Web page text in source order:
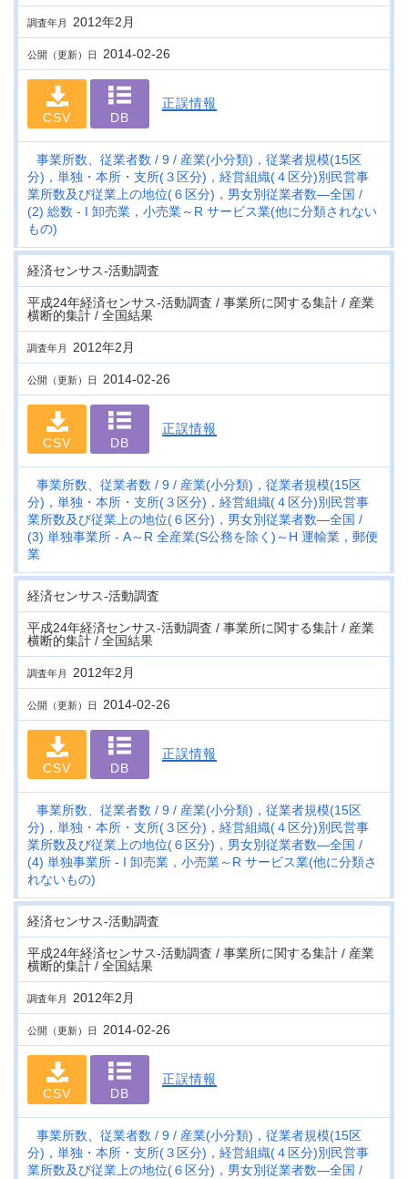
調査年月 2012年2月
公開（更新）日 2014-02-26
CSV DB
正誤情報
事業所数、従業者数 9
産業(小分類)，従業者規模(15区
分)，単独・本所・支所(３区分)，経営組織(４区分)別民営事
業所数及び従業上の地位(６区分)，男女別従業者数―全国
(2) 総数 - I 卸売業，小売業～R サービス業(他に分類されない
もの)
経済センサス‐活動調査
平成24年経済センサス‐活動調査 / 事業所に関する集計 / 産業
横断的集計 / 全国結果
調査年月 2012年2月
公開（更新）日 2014-02-26
CSV DB
正誤情報
事業所数、従業者数 9
産業(小分類)，従業者規模(15区
分)，単独・本所・支所(３区分)，経営組織(４区分)別民営事
業所数及び従業上の地位(６区分)，男女別従業者数―全国
(3) 単独事業所 - A～R 全産業(S公務を除く)～H 運輸業，郵便
業
経済センサス‐活動調査
平成24年経済センサス‐活動調査 / 事業所に関する集計 / 産業
横断的集計 / 全国結果
調査年月 2012年2月
公開（更新）日 2014-02-26
CSV DB
正誤情報
事業所数、従業者数 9
産業(小分類)，従業者規模(15区
分)，単独・本所・支所(３区分)，経営組織(４区分)別民営事
業所数及び従業上の地位(６区分)，男女別従業者数―全国
(4) 単独事業所 - I 卸売業，小売業～R サービス業(他に分類さ
れないもの)
経済センサス‐活動調査
平成24年経済センサス‐活動調査 / 事業所に関する集計 / 産業
横断的集計 / 全国結果
調査年月 2012年2月
公開（更新）日 2014-02-26
CSV DB
正誤情報
事業所数、従業者数 9
産業(小分類)，従業者規模(15区
分)，単独・本所・支所(３区分)，経営組織(４区分)別民営事
業所数及び従業上の地位(６区分)，男女別従業者数―全国